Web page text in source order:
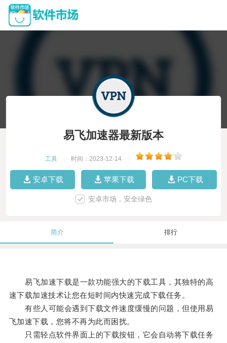
易飞加速器最新版本
工具 时间：2023-12-14
安卓下载 苹果下载 PC下载
安卓市场，安全绿色
简介 排行
易飞加速下载是一款功能强大的下载工具，其独特的高
速下载加速技术让您在短时间内快速完成下载任务。
有些人可能会遇到下载文件速度缓慢的问题，但使用易
飞加速下载，您将不再为此而困扰。
只需轻点软件界面上的下载按钮，它会自动将下载任务